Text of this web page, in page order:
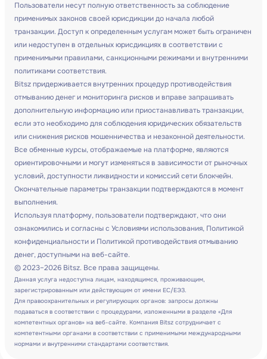
Пользователи несут полную ответственность за соблюдение
применимых законов своей юрисдикции до начала любой
транзакции. Доступ к определенным услугам может быть ограничен
или недоступен в отдельных юрисдикциях в соответствии с
применимыми правилами, санкционными режимами и внутренними
политиками соответствия.
Bitsz придерживается внутренних процедур противодействия
отмыванию денег и мониторинга рисков и вправе запрашивать
дополнительную информацию или приостанавливать транзакции,
если это необходимо для соблюдения юридических обязательств
или снижения рисков мошенничества и незаконной деятельности.
Все обменные курсы, отображаемые на платформе, являются
ориентировочными и могут изменяться в зависимости от рыночных
условий, доступности ликвидности и комиссий сети блокчейн.
Окончательные параметры транзакции подтверждаются в момент
выполнения.
Используя платформу, пользователи подтверждают, что они
ознакомились и согласны с Условиями использования, Политикой
конфиденциальности и Политикой противодействия отмыванию
денег, доступными на веб-сайте.
© 2023–2026 Bitsz. Все права защищены.
Данная услуга недоступна лицам, находящимся, проживающим,
зарегистрированным или действующим от имени ЕС/ЕЭЗ.
Для правоохранительных и регулирующих органов: запросы должны
подаваться в соответствии с процедурами, изложенными в разделе «Для
компетентных органов» на веб-сайте. Компания Bitsz сотрудничает с
компетентными органами в соответствии с применимыми международными
нормами и внутренними стандартами соответствия.